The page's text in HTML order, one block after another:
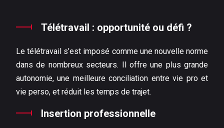
Télétravail : opportunité ou défi ?
Le télétravail s’est imposé comme une nouvelle norme
dans de nombreux secteurs. Il offre une plus grande
autonomie, une meilleure conciliation entre vie pro et
vie perso, et réduit les temps de trajet.
Insertion professionnelle